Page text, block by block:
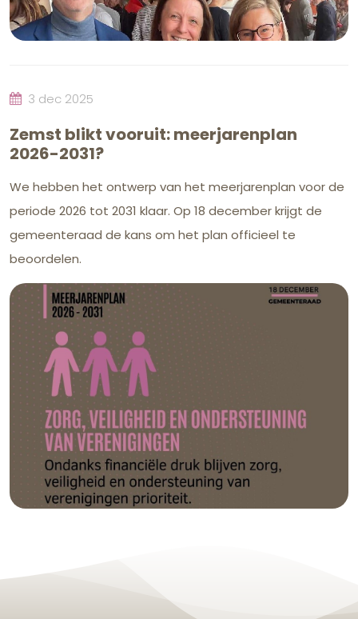
3 dec 2025
Zemst blikt vooruit: meerjarenplan
2026-2031?
We hebben het ontwerp van het meerjarenplan voor de
periode 2026 tot 2031 klaar. Op 18 december krijgt de
gemeenteraad de kans om het plan officieel te
beoordelen.